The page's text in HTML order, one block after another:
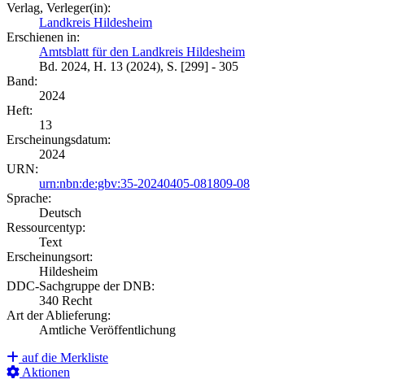
Verlag, Verleger(in):
Landkreis Hildesheim
Erschienen in:
Amtsblatt für den Landkreis Hildesheim
Bd. 2024, H. 13 (2024), S. [299] - 305
Band:
2024
Heft:
13
Erscheinungsdatum:
2024
URN:
urn:nbn:de:gbv:35-20240405-081809-08
Sprache:
Deutsch
Ressourcentyp:
Text
Erscheinungsort:
Hildesheim
DDC-Sachgruppe der DNB:
340 Recht
Art der Ablieferung:
Amtliche Veröffentlichung
auf die Merkliste
Aktionen